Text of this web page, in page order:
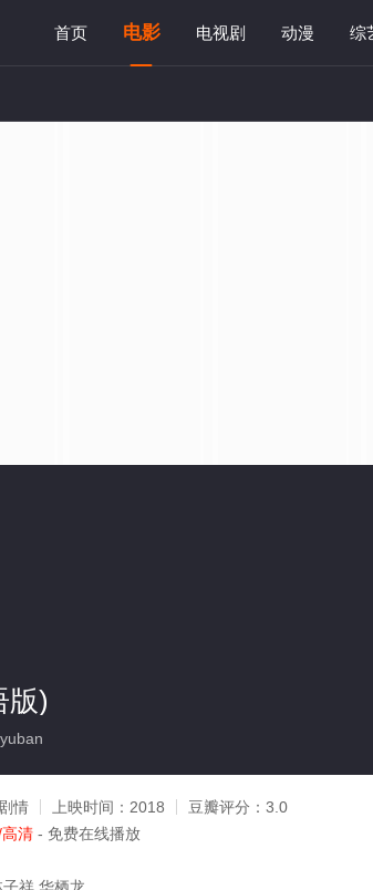
首页 电影 电视剧 动漫 综
版)
剧情 上映时间： 2018 豆瓣评分： 3.0
清 - 免费在线播放